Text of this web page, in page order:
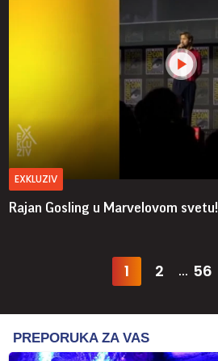
EXKLUZIV
Rajan Gosling u Marvelovom svetu!
1 2 ... 56